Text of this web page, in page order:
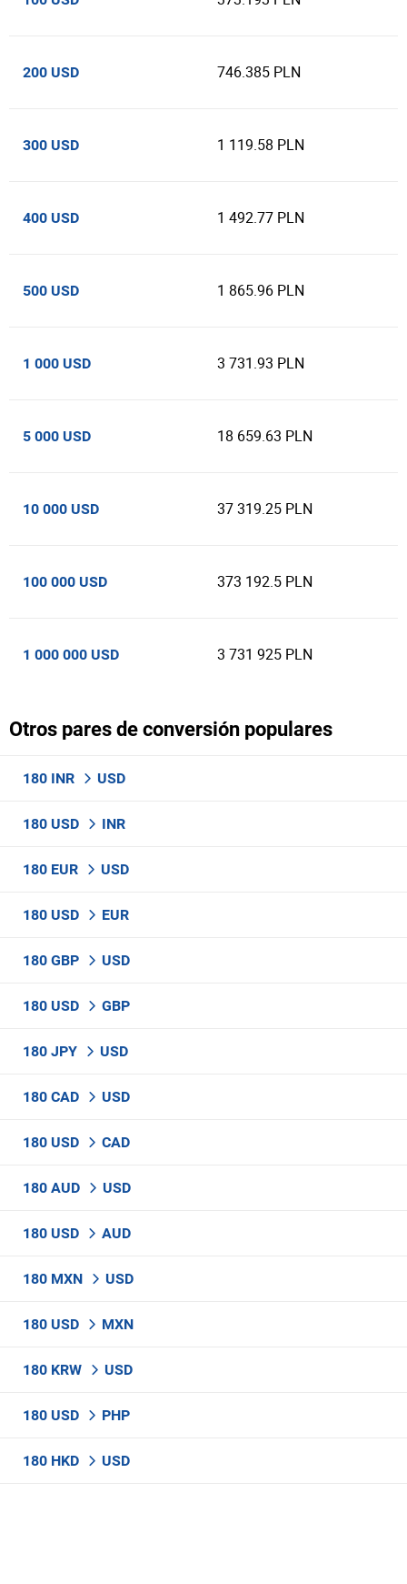
200 USD 746.385 PLN
300 USD 1 119.58 PLN
400 USD 1 492.77 PLN
500 USD 1 865.96 PLN
1 000 USD 3 731.93 PLN
5 000 USD 18 659.63 PLN
10 000 USD 37 319.25 PLN
100 000 USD 373 192.5 PLN
1 000 000 USD 3 731 925 PLN
Otros pares de conversión populares
180 INR USD
180 USD INR
180 EUR USD
180 USD EUR
180 GBP USD
180 USD GBP
180 JPY USD
180 CAD USD
180 USD CAD
180 AUD USD
180 USD AUD
180 MXN USD
180 USD MXN
180 KRW USD
180 USD PHP
180 HKD USD